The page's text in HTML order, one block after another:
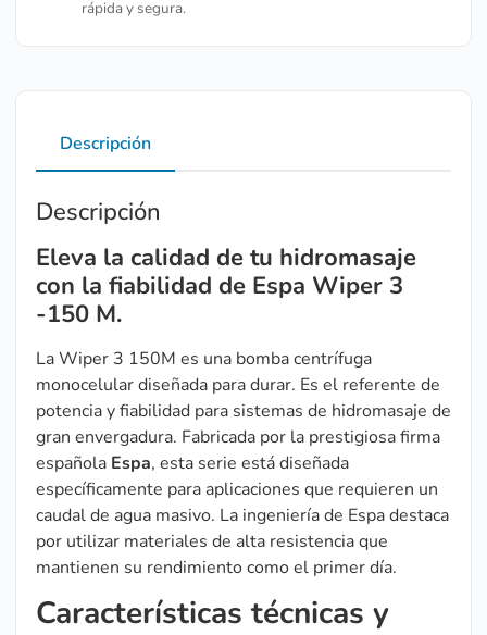
rápida y segura.
Descripción
Descripción
Eleva la calidad de tu hidromasaje
con la fiabilidad de Espa Wiper 3
-150 M.
La Wiper 3 150M es una bomba centrífuga
monocelular diseñada para durar. Es el referente de
potencia y fiabilidad para sistemas de hidromasaje de
gran envergadura. Fabricada por la prestigiosa firma
española Espa, esta serie está diseñada
específicamente para aplicaciones que requieren un
caudal de agua masivo. La ingeniería de Espa destaca
por utilizar materiales de alta resistencia que
mantienen su rendimiento como el primer día.
Características técnicas y